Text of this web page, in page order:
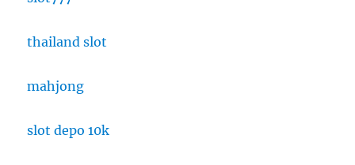
thailand slot
mahjong
slot depo 10k